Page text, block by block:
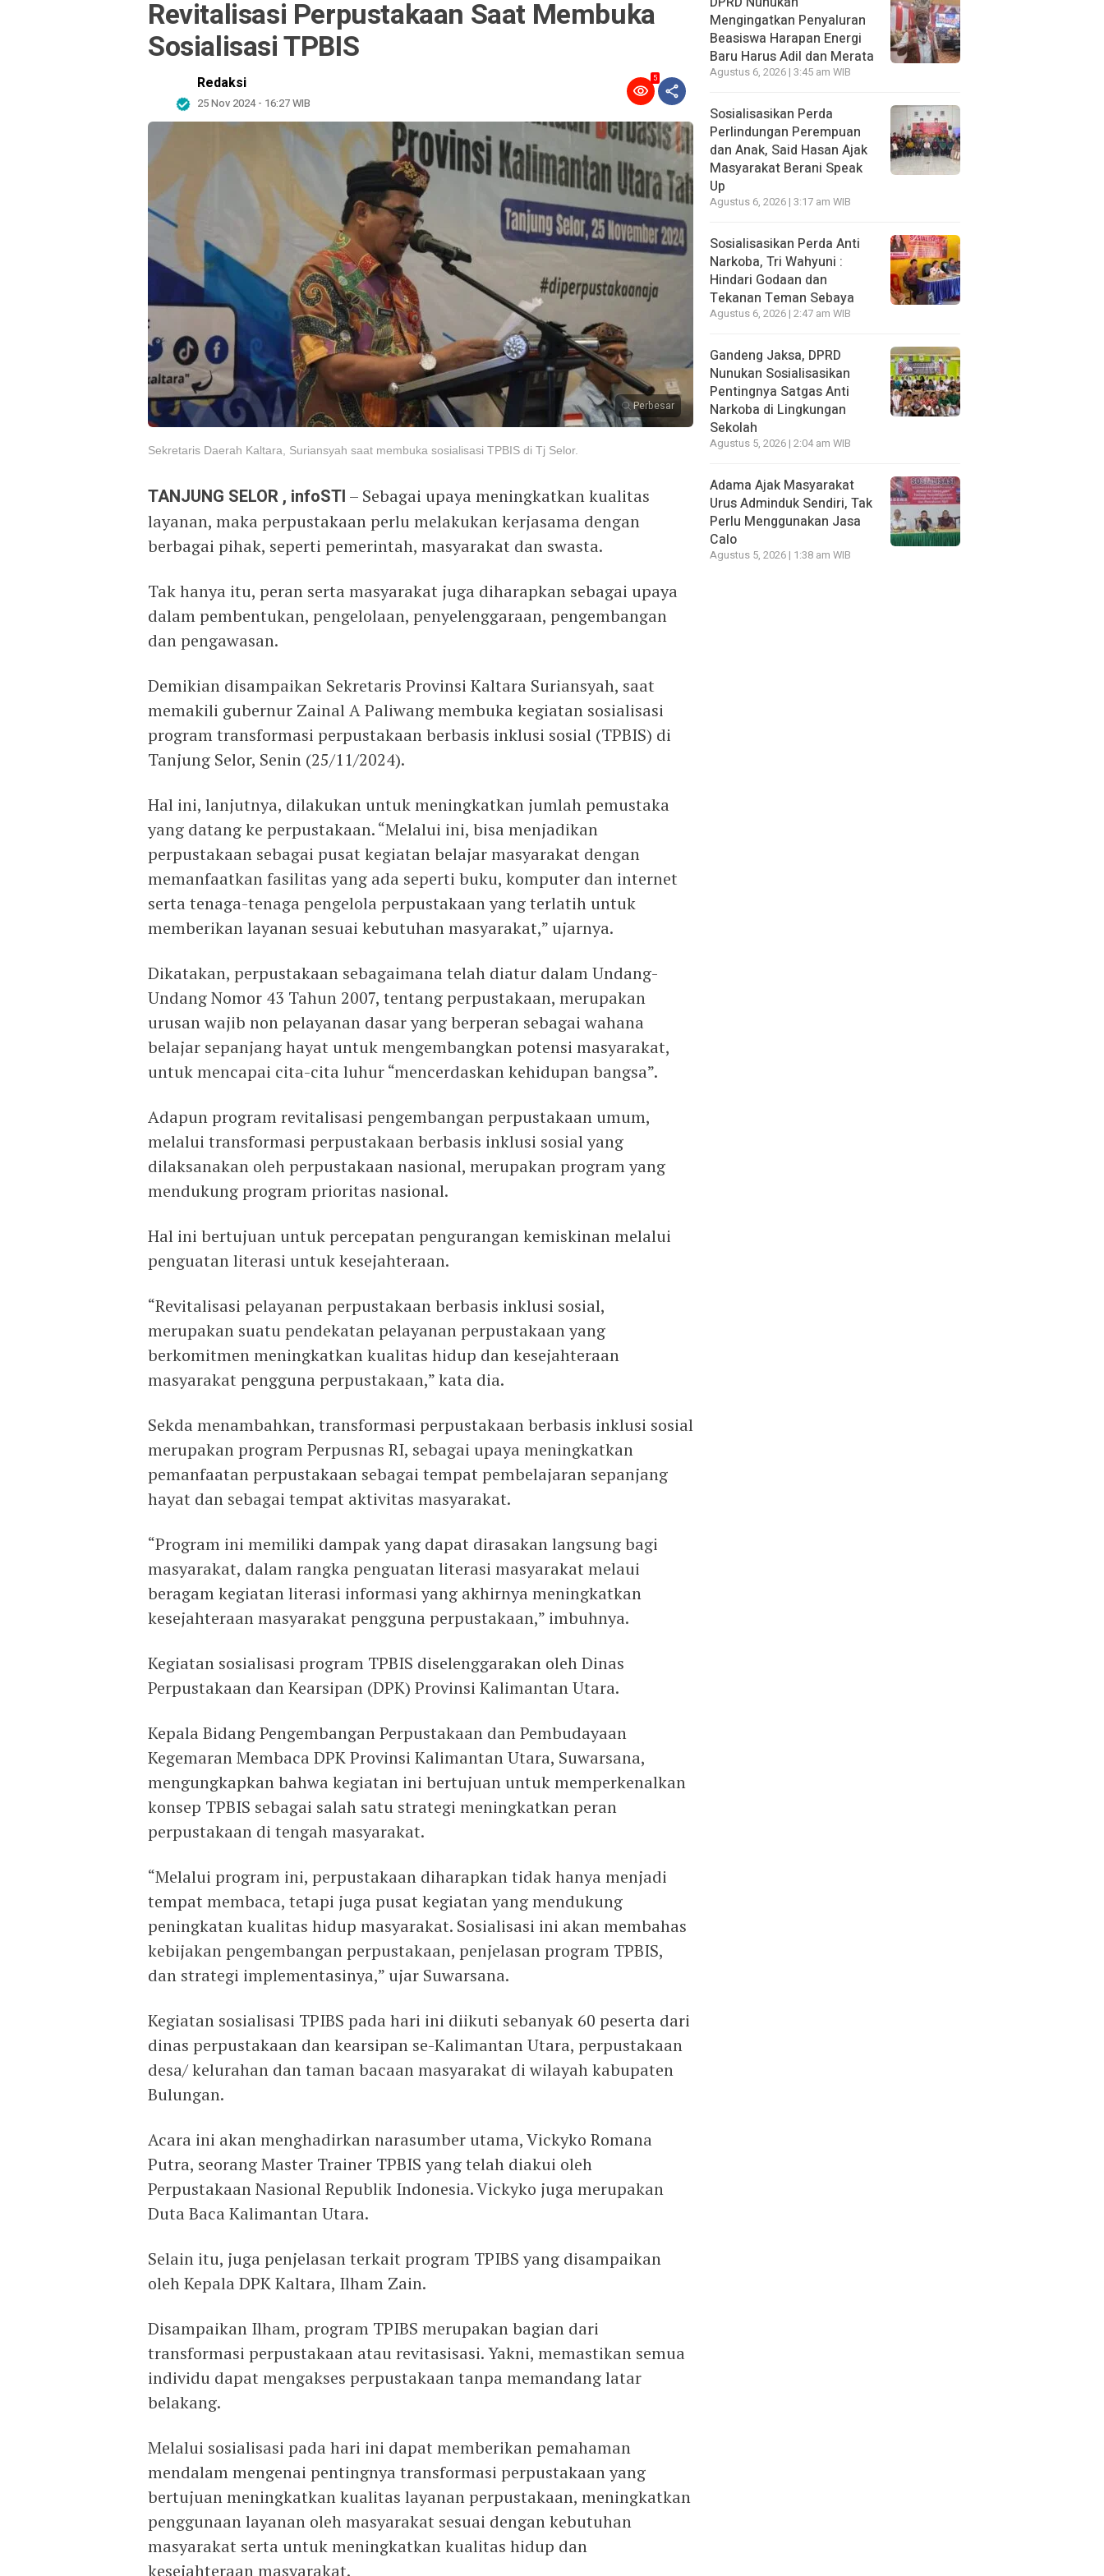
Revitalisasi Perpustakaan Saat Membuka
Sosialisasi TPBIS
Redaksi
25 Nov 2024 - 16:27 WIB
5
Perbesar
Sekretaris Daerah Kaltara, Suriansyah saat membuka sosialisasi TPBIS di Tj Selor.
TANJUNG SELOR, infoSTI – Sebagai upaya meningkatkan kualitas
layanan, maka perpustakaan perlu melakukan kerjasama dengan
berbagai pihak, seperti pemerintah, masyarakat dan swasta.
Tak hanya itu, peran serta masyarakat juga diharapkan sebagai upaya
dalam pembentukan, pengelolaan, penyelenggaraan, pengembangan
dan pengawasan.
Demikian disampaikan Sekretaris Provinsi Kaltara Suriansyah, saat
memakili gubernur Zainal A Paliwang membuka kegiatan sosialisasi
program transformasi perpustakaan berbasis inklusi sosial (TPBIS) di
Tanjung Selor, Senin (25/11/2024).
Hal ini, lanjutnya, dilakukan untuk meningkatkan jumlah pemustaka
yang datang ke perpustakaan. “Melalui ini, bisa menjadikan
perpustakaan sebagai pusat kegiatan belajar masyarakat dengan
memanfaatkan fasilitas yang ada seperti buku, komputer dan internet
serta tenaga-tenaga pengelola perpustakaan yang terlatih untuk
memberikan layanan sesuai kebutuhan masyarakat,” ujarnya.
Dikatakan, perpustakaan sebagaimana telah diatur dalam Undang-
Undang Nomor 43 Tahun 2007, tentang perpustakaan, merupakan
urusan wajib non pelayanan dasar yang berperan sebagai wahana
belajar sepanjang hayat untuk mengembangkan potensi masyarakat,
untuk mencapai cita-cita luhur “mencerdaskan kehidupan bangsa”.
Adapun program revitalisasi pengembangan perpustakaan umum,
melalui transformasi perpustakaan berbasis inklusi sosial yang
dilaksanakan oleh perpustakaan nasional, merupakan program yang
mendukung program prioritas nasional.
Hal ini bertujuan untuk percepatan pengurangan kemiskinan melalui
penguatan literasi untuk kesejahteraan.
“Revitalisasi pelayanan perpustakaan berbasis inklusi sosial,
merupakan suatu pendekatan pelayanan perpustakaan yang
berkomitmen meningkatkan kualitas hidup dan kesejahteraan
masyarakat pengguna perpustakaan,” kata dia.
Sekda menambahkan, transformasi perpustakaan berbasis inklusi sosial
merupakan program Perpusnas RI, sebagai upaya meningkatkan
pemanfaatan perpustakaan sebagai tempat pembelajaran sepanjang
hayat dan sebagai tempat aktivitas masyarakat.
“Program ini memiliki dampak yang dapat dirasakan langsung bagi
masyarakat, dalam rangka penguatan literasi masyarakat melaui
beragam kegiatan literasi informasi yang akhirnya meningkatkan
kesejahteraan masyarakat pengguna perpustakaan,” imbuhnya.
Kegiatan sosialisasi program TPBIS diselenggarakan oleh Dinas
Perpustakaan dan Kearsipan (DPK) Provinsi Kalimantan Utara.
Kepala Bidang Pengembangan Perpustakaan dan Pembudayaan
Kegemaran Membaca DPK Provinsi Kalimantan Utara, Suwarsana,
mengungkapkan bahwa kegiatan ini bertujuan untuk memperkenalkan
konsep TPBIS sebagai salah satu strategi meningkatkan peran
perpustakaan di tengah masyarakat.
“Melalui program ini, perpustakaan diharapkan tidak hanya menjadi
tempat membaca, tetapi juga pusat kegiatan yang mendukung
peningkatan kualitas hidup masyarakat. Sosialisasi ini akan membahas
kebijakan pengembangan perpustakaan, penjelasan program TPBIS,
dan strategi implementasinya,” ujar Suwarsana.
Kegiatan sosialisasi TPIBS pada hari ini diikuti sebanyak 60 peserta dari
dinas perpustakaan dan kearsipan se-Kalimantan Utara, perpustakaan
desa/ kelurahan dan taman bacaan masyarakat di wilayah kabupaten
Bulungan.
Acara ini akan menghadirkan narasumber utama, Vickyko Romana
Putra, seorang Master Trainer TPBIS yang telah diakui oleh
Perpustakaan Nasional Republik Indonesia. Vickyko juga merupakan
Duta Baca Kalimantan Utara.
Selain itu, juga penjelasan terkait program TPIBS yang disampaikan
oleh Kepala DPK Kaltara, Ilham Zain.
Disampaikan Ilham, program TPIBS merupakan bagian dari
transformasi perpustakaan atau revitasisasi. Yakni, memastikan semua
individu dapat mengakses perpustakaan tanpa memandang latar
belakang.
Melalui sosialisasi pada hari ini dapat memberikan pemahaman
mendalam mengenai pentingnya transformasi perpustakaan yang
bertujuan meningkatkan kualitas layanan perpustakaan, meningkatkan
penggunaan layanan oleh masyarakat sesuai dengan kebutuhan
masyarakat serta untuk meningkatkan kualitas hidup dan
kesejahteraan masyarakat.
Mengingatkan Penyaluran
Beasiswa Harapan Energi
Baru Harus Adil dan Merata
Agustus 6, 2026 | 3:45 am WIB
Sosialisasikan Perda
Perlindungan Perempuan
dan Anak, Said Hasan Ajak
Masyarakat Berani Speak
Up
Agustus 6, 2026 | 3:17 am WIB
Sosialisasikan Perda Anti
Narkoba, Tri Wahyuni :
Hindari Godaan dan
Tekanan Teman Sebaya
Agustus 6, 2026 | 2:47 am WIB
Gandeng Jaksa, DPRD
Nunukan Sosialisasikan
Pentingnya Satgas Anti
Narkoba di Lingkungan
Sekolah
Agustus 5, 2026 | 2:04 am WIB
Adama Ajak Masyarakat
Urus Adminduk Sendiri, Tak
Perlu Menggunakan Jasa
Calo
Agustus 5, 2026 | 1:38 am WIB